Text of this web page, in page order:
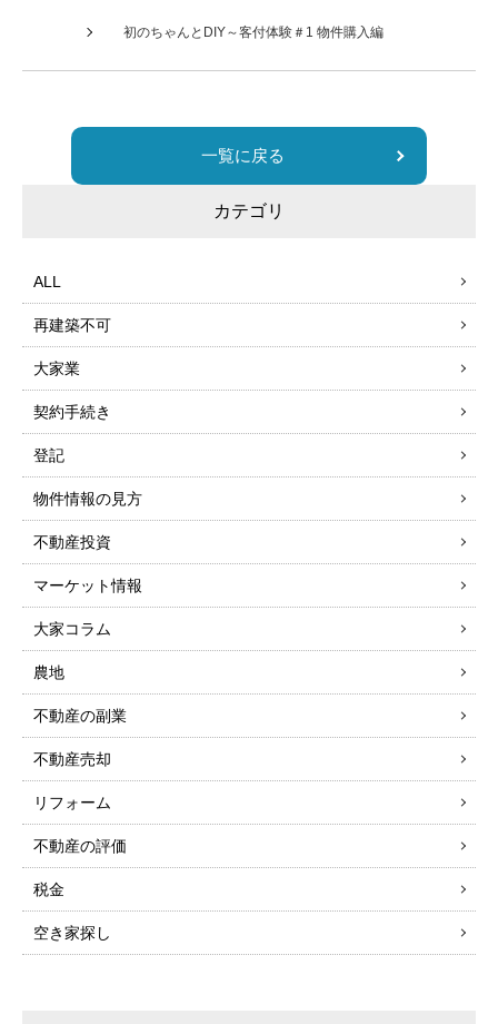
初のちゃんとDIY～客付体験＃1 物件購入編
一覧に戻る
カテゴリ
ALL
再建築不可
大家業
契約手続き
登記
物件情報の見方
不動産投資
マーケット情報
大家コラム
農地
不動産の副業
不動産売却
リフォーム
不動産の評価
税金
空き家探し